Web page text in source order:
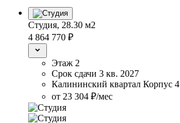
Студия, 28.30 м2
4 864 770 ₽
Этаж 2
Срок сдачи 3 кв. 2027
Калининский квартал Корпус 4
от 23 304 ₽/мес